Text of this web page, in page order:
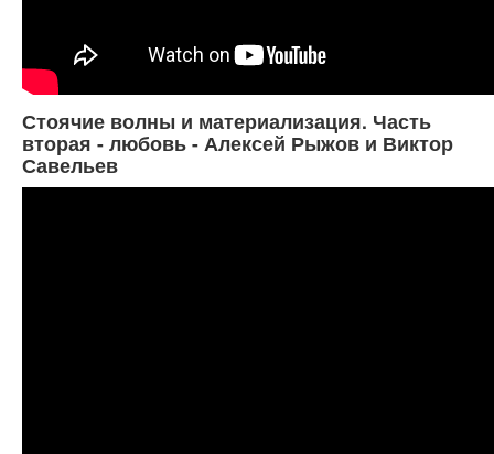
Стоячие волны и материализация. Часть
вторая - любовь - Алексей Рыжов и Виктор
Савельев